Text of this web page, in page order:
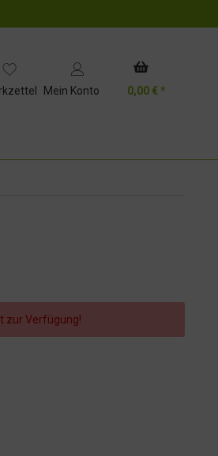
Mein Konto 0,00 € *
zur Verfügung!